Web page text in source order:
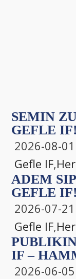
SEMIN
GEFLE IF!
2026-08-01
Gefle IF,
ADEM
GEFLE IF!
2026-07-21
Gefle IF,
IF –
2026-06-05